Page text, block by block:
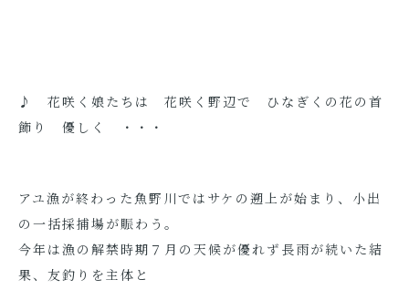
♪ 花咲く娘たちは 花咲く野辺で ひなぎくの花の首
飾り 優しく ・・・
アユ漁が終わった魚野川ではサケの遡上が始まり、小出
の一括採捕場が賑わう。
今年は漁の解禁時期７月の天候が優れず長雨が続いた結
果、友釣りを主体と